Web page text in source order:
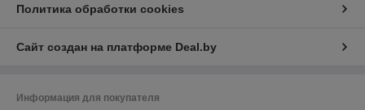
Политика обработки cookies
Сайт создан на платформе Deal.by
Информация для покупателя